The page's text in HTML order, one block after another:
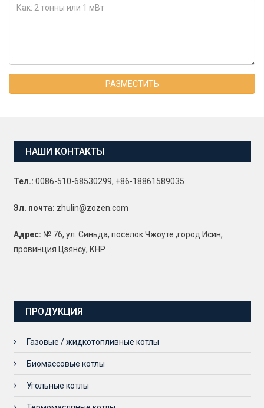
РАЗМЕСТИТЬ
НАШИ КОНТАКТЫ
Тел.: 0086-510-68530299, +86-18861589035
Эл. почта: zhulin@zozen.com
Адрес: № 76, ул. Синьда, посёлок Чжоуте ,город Исин,
провинция Цзянсу, КНР
ПРОДУКЦИЯ
Газовые / жидкотопливные котлы
Биомассовые котлы
Угольные котлы